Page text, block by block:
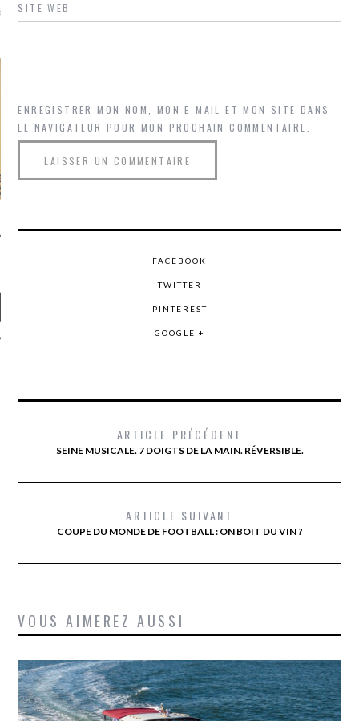
je ne parle presque que
SITE WEB
ENREGISTRER MON NOM, MON E-MAIL ET MON SITE DANS
LE NAVIGATEUR POUR MON PROCHAIN COMMENTAIRE.
FACEBOOK
TWITTER
PINTEREST
GOOGLE +
ARTICLE PRÉCÉDENT
SEINE MUSICALE. 7 DOIGTS DE LA MAIN. RÉVERSIBLE.
ARTICLE SUIVANT
COUPE DU MONDE DE FOOTBALL : ON BOIT DU VIN ?
VOUS AIMEREZ AUSSI